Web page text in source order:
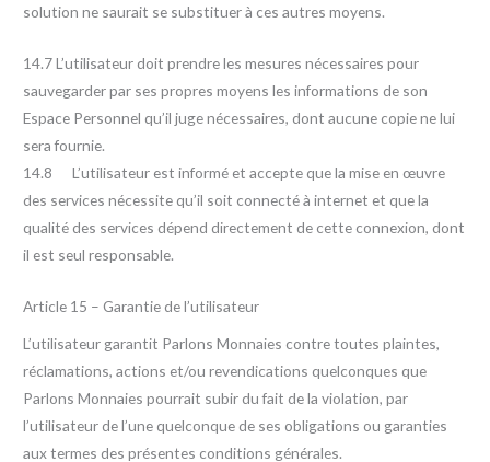
solution ne saurait se substituer à ces autres moyens.
14.7 L’utilisateur doit prendre les mesures nécessaires pour
sauvegarder par ses propres moyens les informations de son
Espace Personnel qu’il juge nécessaires, dont aucune copie ne lui
sera fournie.
14.8 L’utilisateur est informé et accepte que la mise en œuvre
des services nécessite qu’il soit connecté à internet et que la
qualité des services dépend directement de cette connexion, dont
il est seul responsable.
Article 15 – Garantie de l’utilisateur
L’utilisateur garantit Parlons Monnaies contre toutes plaintes,
réclamations, actions et/ou revendications quelconques que
Parlons Monnaies pourrait subir du fait de la violation, par
l’utilisateur de l’une quelconque de ses obligations ou garanties
aux termes des présentes conditions générales.